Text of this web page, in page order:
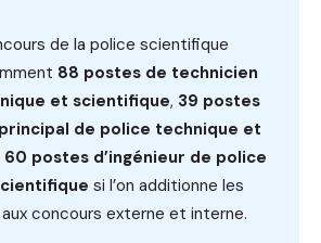
de la police scientifique
88 postes de technicien
et scientifique, 39 postes
de police technique et
60 postes d’ingénieur de police
si l’on additionne les
concours externe et interne.